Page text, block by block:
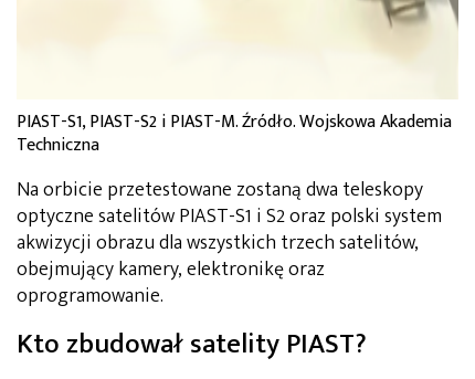
PIAST-S1, PIAST-S2 i PIAST-M. Źródło. Wojskowa Akademia
Techniczna
Na orbicie przetestowane zostaną dwa teleskopy
optyczne satelitów PIAST-S1 i S2 oraz polski system
akwizycji obrazu dla wszystkich trzech satelitów,
obejmujący kamery, elektronikę oraz
oprogramowanie.
Kto zbudował satelity PIAST?